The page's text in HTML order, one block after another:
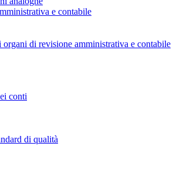
e contabile
di revisione amministrativa e contabile
conti
di qualità